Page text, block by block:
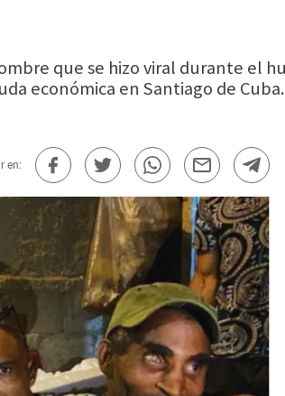
que se hizo viral durante el
económica en Santiago de
en: